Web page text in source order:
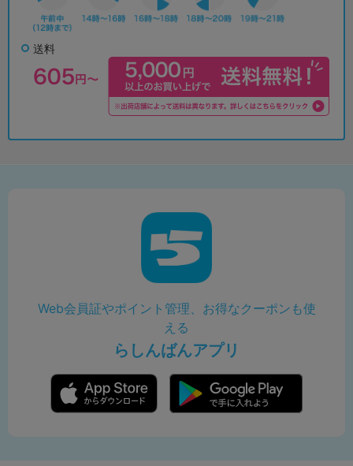
送料
Web会員証やポイント管理、お得なクーポンも使
える
らしんばんアプリ